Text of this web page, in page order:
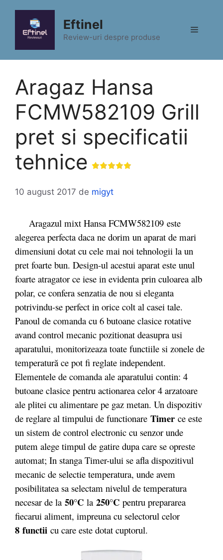
conținut
Eftinel
Review-uri despre produse
Meniu
Aragaz Hansa
FCMW582109 Grill
pret si specificatii
tehnice
10 august 2017 de migyt
Aragazul mixt Hansa FCMW582109 este
alegerea perfecta daca ne dorim un aparat de mari
dimensiuni dotat cu cele mai noi tehnologii la un
pret foarte bun. Design-ul acestui aparat este unul
foarte atragator ce iese in evidenta prin culoarea alb
polar, ce confera senzatia de nou si eleganta
potrivindu-se perfect in orice colt al casei tale.
Panoul de comanda cu 6 butoane clasice rotative
avand control mecanic pozitionat deasupra usi
aparatului, monitorizeaza toate functiile si zonele de
temperatură ce pot fi reglate independent.
Elementele de comanda ale aparatului contin: 4
butoane clasice pentru actionarea celor 4 arzatoare
ale plitei cu alimentare pe gaz metan. Un dispozitiv
de reglare al timpului de functionare Timer ce este
un sistem de control electronic cu senzor unde
putem alege timpul de gatire dupa care se opreste
automat; In stanga Timer-ului se afla dispozitivul
mecanic de selectie temperatura, unde avem
posibilitatea sa selectam nivelul de temperatura
necesar de la 50°C la 250°C pentru prepararea
fiecarui aliment, impreuna cu selectorul celor
8 functii cu care este dotat cuptorul.